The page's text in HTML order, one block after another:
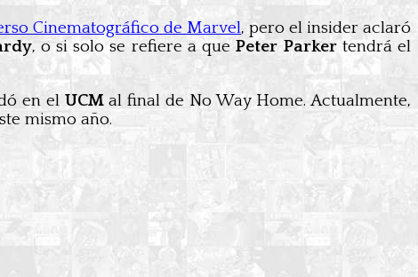
Cinematográfico de Marvel, pero el insider aclaró
, o si solo se refiere a quePeter Parkertendrá el
en el UCMal final de No Way Home. Actualmente,
mismo año.